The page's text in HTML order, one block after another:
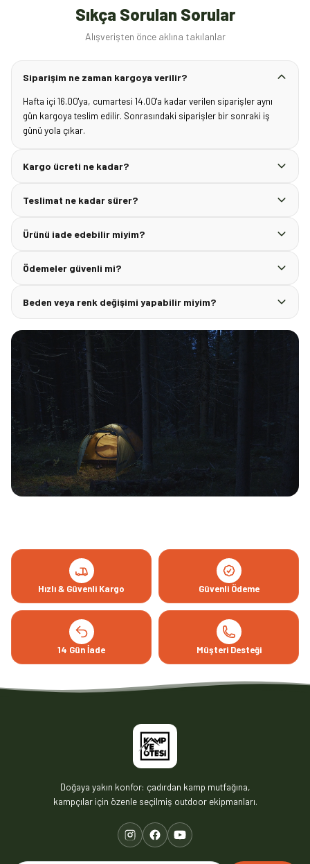
Sıkça Sorulan Sorular
Alışverişten önce aklına takılanlar
Siparişim ne zaman kargoya verilir?
Hafta içi 16.00'ya, cumartesi 14.00'a kadar verilen siparişler aynı
gün kargoya teslim edilir. Sonrasındaki siparişler bir sonraki iş
günü yola çıkar.
Kargo ücreti ne kadar?
Teslimat ne kadar sürer?
Ürünü iade edebilir miyim?
Ödemeler güvenli mi?
Beden veya renk değişimi yapabilir miyim?
Hızlı & Güvenli Kargo Güvenli Ödeme
14 Gün İade Müşteri Desteği
Doğaya yakın konfor: çadırdan kamp mutfağına,
kampçılar için özenle seçilmiş outdoor ekipmanları.